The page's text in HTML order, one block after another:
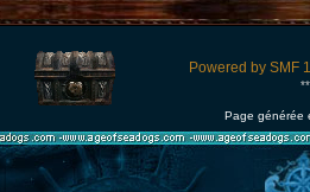
Powered by SMF
Page générée